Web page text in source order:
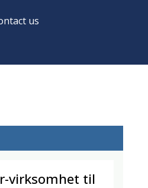
us
virksomhet til